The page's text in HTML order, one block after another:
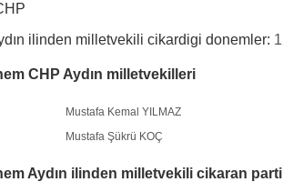
ilinden milletvekili cikardigi donemler:
CHP Aydın milletvekilleri
Mustafa Kemal YILMAZ
Mustafa Şükrü KOÇ
Aydın ilinden milletvekili cikaran